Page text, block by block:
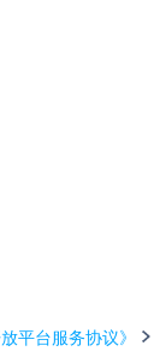
平台服务协议》